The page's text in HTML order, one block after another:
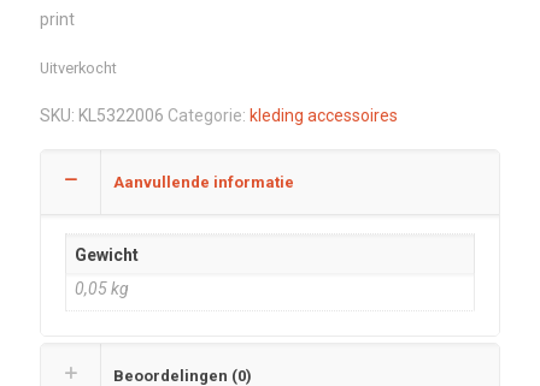
print
Uitverkocht
SKU: KL5322006 Categorie: kleding accessoires
Aanvullende informatie
Gewicht
0,05 kg
Beoordelingen (0)